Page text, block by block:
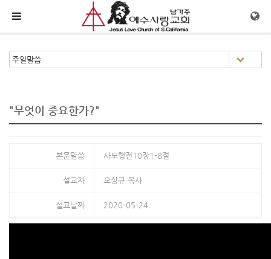
메뉴 건너뛰기
"무엇이 중요한가?"
본문말씀 사도행전10장1-8절
설교자 오상규 목사
설교날짜 2020-05-24